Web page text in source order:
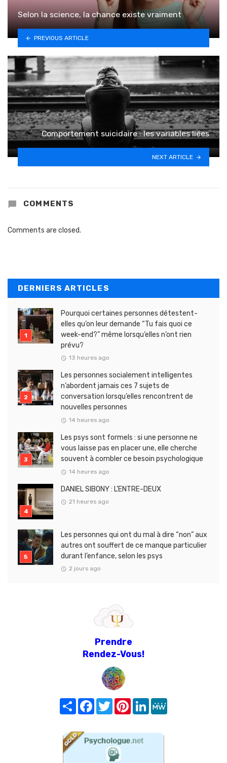
Selon la science, la chance existe vraiment
PREVIOUS ARTICLE
Comportement suicidaire : les variables liées
NEXT ARTICLE
COMMENTS
Comments are closed.
DERNIERS ARTICLES
Pourquoi certaines personnes détestent-
elles qu’on leur demande “Tu fais quoi ce
week-end?” même lorsqu’elles n’ont rien
prévu?
13 heures ago
Les personnes socialement intelligentes
n’abordent jamais ces 7 sujets de
conversation lorsqu’elles rencontrent de
nouvelles personnes
14 heures ago
Les psys sont formels : si une personne ne
vous laisse pas en placer une, elle cherche
souvent à combler ce besoin psychologique
14 heures ago
DANIEL SIBONY : L’ENTRE-DEUX
21 heures ago
Les personnes qui ont du mal à dire “non” aux
autres ont souffert de ce manque particulier
durant l’enfance, selon les psys
2 jours ago
Prendre
Rendez-Vous!
Share FacebookTwitterPinterest
LinkedIn